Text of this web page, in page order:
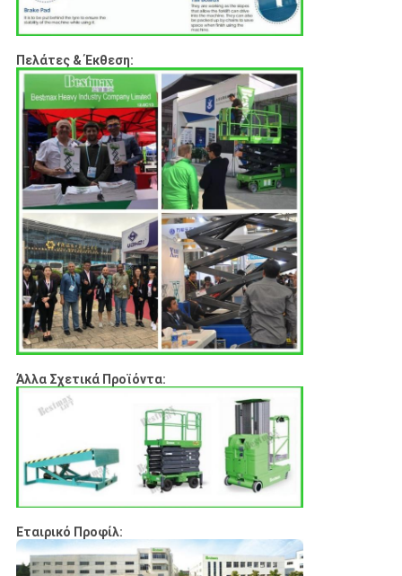
Πελάτες & Έκθεση:
Άλλα Σχετικά Προϊόντα:
Εταιρικό Προφίλ: